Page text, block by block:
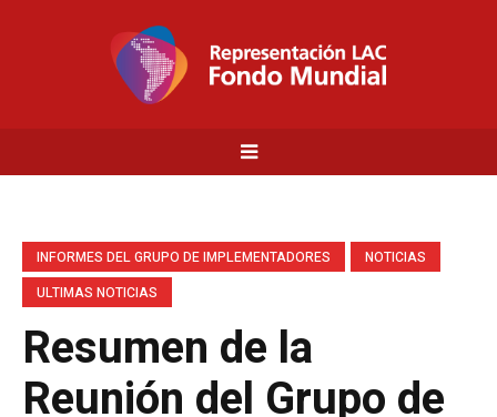
INFORMES DEL GRUPO DE IMPLEMENTADORES
NOTICIAS
ULTIMAS NOTICIAS
Resumen de la
Reunión del Grupo de